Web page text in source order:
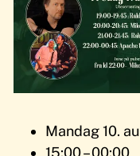
Mandag 10.
15:00 – 00:00